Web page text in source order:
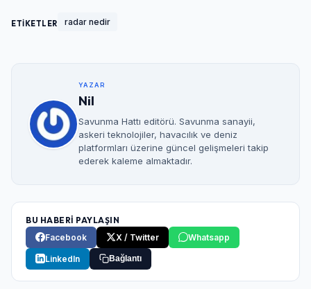
ETİKETLER radar nedir
YAZAR
Nil
Savunma Hattı editörü. Savunma sanayii,
askeri teknolojiler, havacılık ve deniz
platformları üzerine güncel gelişmeleri takip
ederek kaleme almaktadır.
BU HABERİ PAYLAŞIN
Facebook
X / Twitter Whatsapp
LinkedIn Bağlantı